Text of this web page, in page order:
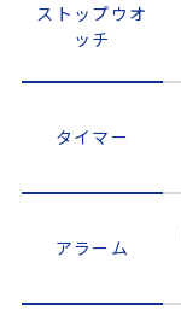
ストップウオ
ッチ
タイマー
アラーム